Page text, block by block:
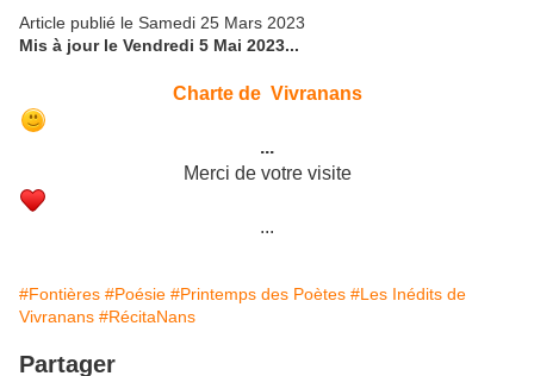
Article publié le Samedi 25 Mars 2023
Mis à jour le Vendredi 5 Mai 2023...
Charte de Vivranans
...
Merci de votre visite
...
#Fontières #Poésie #Printemps des Poètes #Les Inédits de
Vivranans #RécitaNans
Partager